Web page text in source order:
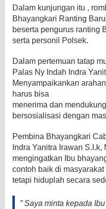
Dalam kunjungan itu ,
Bhayangkari Ranting
beserta pengurus ranting
serta personil Polsek.
Dalam pertemuan tatap
Palas Ny Indah Indra
Menyampaikankan
harus bisa
menerima dan
bersosialisasi dengan
Pembina Bhayangkari
Indra Yanitra Irawan
mengingatkan Ibu
contoh baik di
tetapi hiduplah secara
” Saya minta kepada